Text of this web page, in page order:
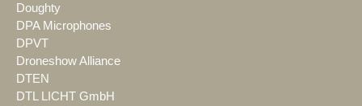
Doughty
DPA Microphones
DPVT
Droneshow Alliance
DTEN
DTL LICHT GmbH